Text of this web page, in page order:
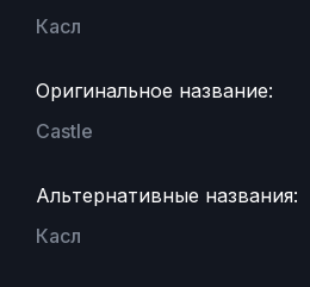
Касл
Оригинальное название:
Castle
Альтернативные названия:
Касл